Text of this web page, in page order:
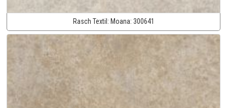
Rasch Textil: Moana: 300641